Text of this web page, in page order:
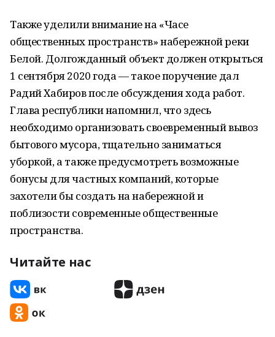
Также уделили внимание на «Часе
общественных пространств» набережной реки
Белой. Долгожданный объект должен открыться
1 сентября 2020 года — такое поручение дал
Радий Хабиров после обсуждения хода работ.
Глава республики напомнил, что здесь
необходимо организовать своевременный вывоз
бытового мусора, тщательно заниматься
уборкой, а также предусмотреть возможные
бонусы для частных компаний, которые
захотели бы создать на набережной и
поблизости современные общественные
пространства.
Читайте нас